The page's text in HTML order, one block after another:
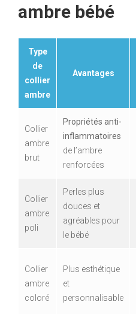
ambre bébé
Type
de
collier
ambre
Avantages
Collier
ambre
brut
Propriétés anti-
inflammatoires
de l’ambre
renforcées
Collier
ambre
poli
Perles plus
douces et
agréables pour
le bébé
Collier
ambre
coloré
Plus esthétique
et
personnalisable